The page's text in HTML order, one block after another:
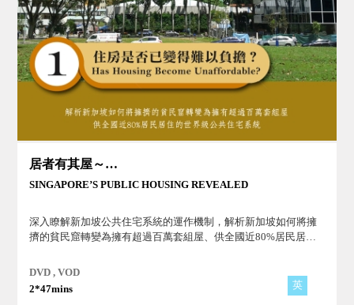
居者有其屋～新加坡的公共住房政策
SINGAPORE’S PUBLIC HOUSING REVEALED
深入瞭解新加坡公共住宅系統的運作機制，解析新加坡如何將擁
擠的貧民窟轉變為擁有超過百萬套組屋、供全國近80%居民居住
DVD , VOD
2*47mins
英